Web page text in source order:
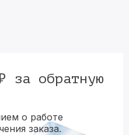
за обратную
о работе
заказа.